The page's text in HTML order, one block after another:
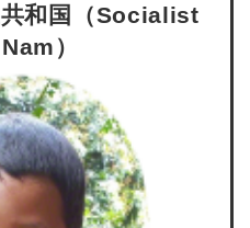
和国（Socialist
）